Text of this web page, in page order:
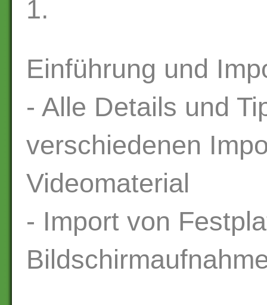
1.
Einführung und
- Alle Details und
verschiedenen
Videomaterial
- Import von